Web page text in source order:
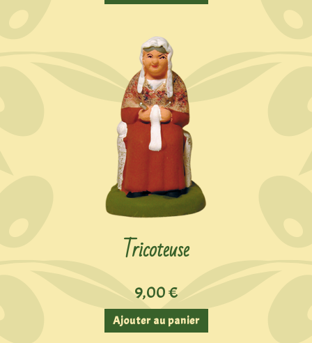
Tricoteuse
9,00€
Ajouter au panier